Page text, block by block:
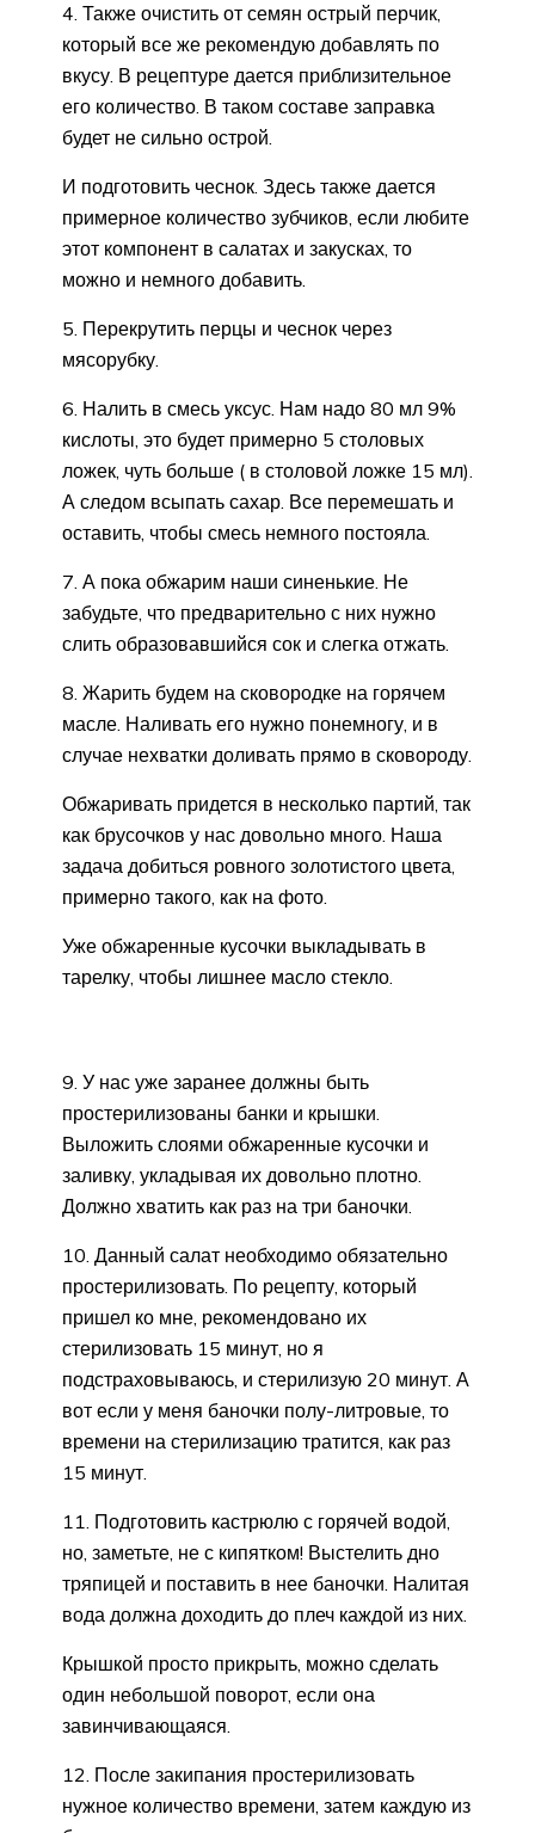
4. Также очистить от семян острый перчик,
который все же рекомендую добавлять по
вкусу. В рецептуре дается приблизительное
его количество. В таком составе заправка
будет не сильно острой.
И подготовить чеснок. Здесь также дается
примерное количество зубчиков, если любите
этот компонент в салатах и закусках, то
можно и немного добавить.
5. Перекрутить перцы и чеснок через
мясорубку.
6. Налить в смесь уксус. Нам надо 80 мл 9%
кислоты, это будет примерно 5 столовых
ложек, чуть больше ( в столовой ложке 15 мл).
А следом всыпать сахар. Все перемешать и
оставить, чтобы смесь немного постояла.
7. А пока обжарим наши синенькие. Не
забудьте, что предварительно с них нужно
слить образовавшийся сок и слегка отжать.
8. Жарить будем на сковородке на горячем
масле. Наливать его нужно понемногу, и в
случае нехватки доливать прямо в сковороду.
Обжаривать придется в несколько партий, так
как брусочков у нас довольно много. Наша
задача добиться ровного золотистого цвета,
примерно такого, как на фото.
Уже обжаренные кусочки выкладывать в
тарелку, чтобы лишнее масло стекло.
9. У нас уже заранее должны быть
простерилизованы банки и крышки.
Выложить слоями обжаренные кусочки и
заливку, укладывая их довольно плотно.
Должно хватить как раз на три баночки.
10. Данный салат необходимо обязательно
простерилизовать. По рецепту, который
пришел ко мне, рекомендовано их
стерилизовать 15 минут, но я
подстраховываюсь, и стерилизую 20 минут. А
вот если у меня баночки полу-литровые, то
времени на стерилизацию тратится, как раз
15 минут.
11. Подготовить кастрюлю с горячей водой,
но, заметьте, не с кипятком! Выстелить дно
тряпицей и поставить в нее баночки. Налитая
вода должна доходить до плеч каждой из них.
Крышкой просто прикрыть, можно сделать
один небольшой поворот, если она
завинчивающаяся.
12. После закипания простерилизовать
нужное количество времени, затем каждую из